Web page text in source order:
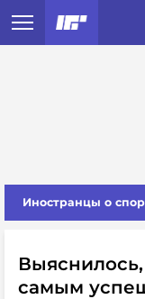
Иностранцы о
самым